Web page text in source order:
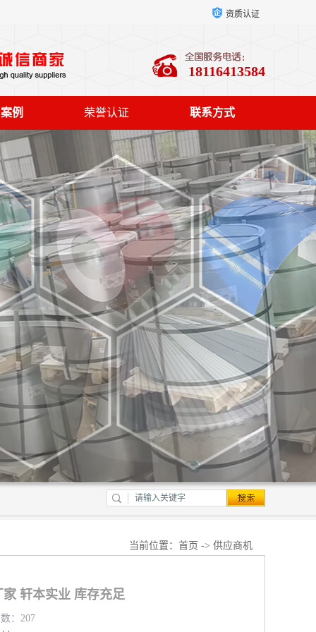
资质认证
18116413584
例 荣誉认证 联系方式
当前位置： 首页 -> 供应商机
轩本实业 库存充足
：207